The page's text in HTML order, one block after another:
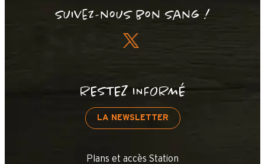
Suivez-nous bon sang !
RESTEZ INFORMÉ
LA NEWSLETTER
Plans et accès Station